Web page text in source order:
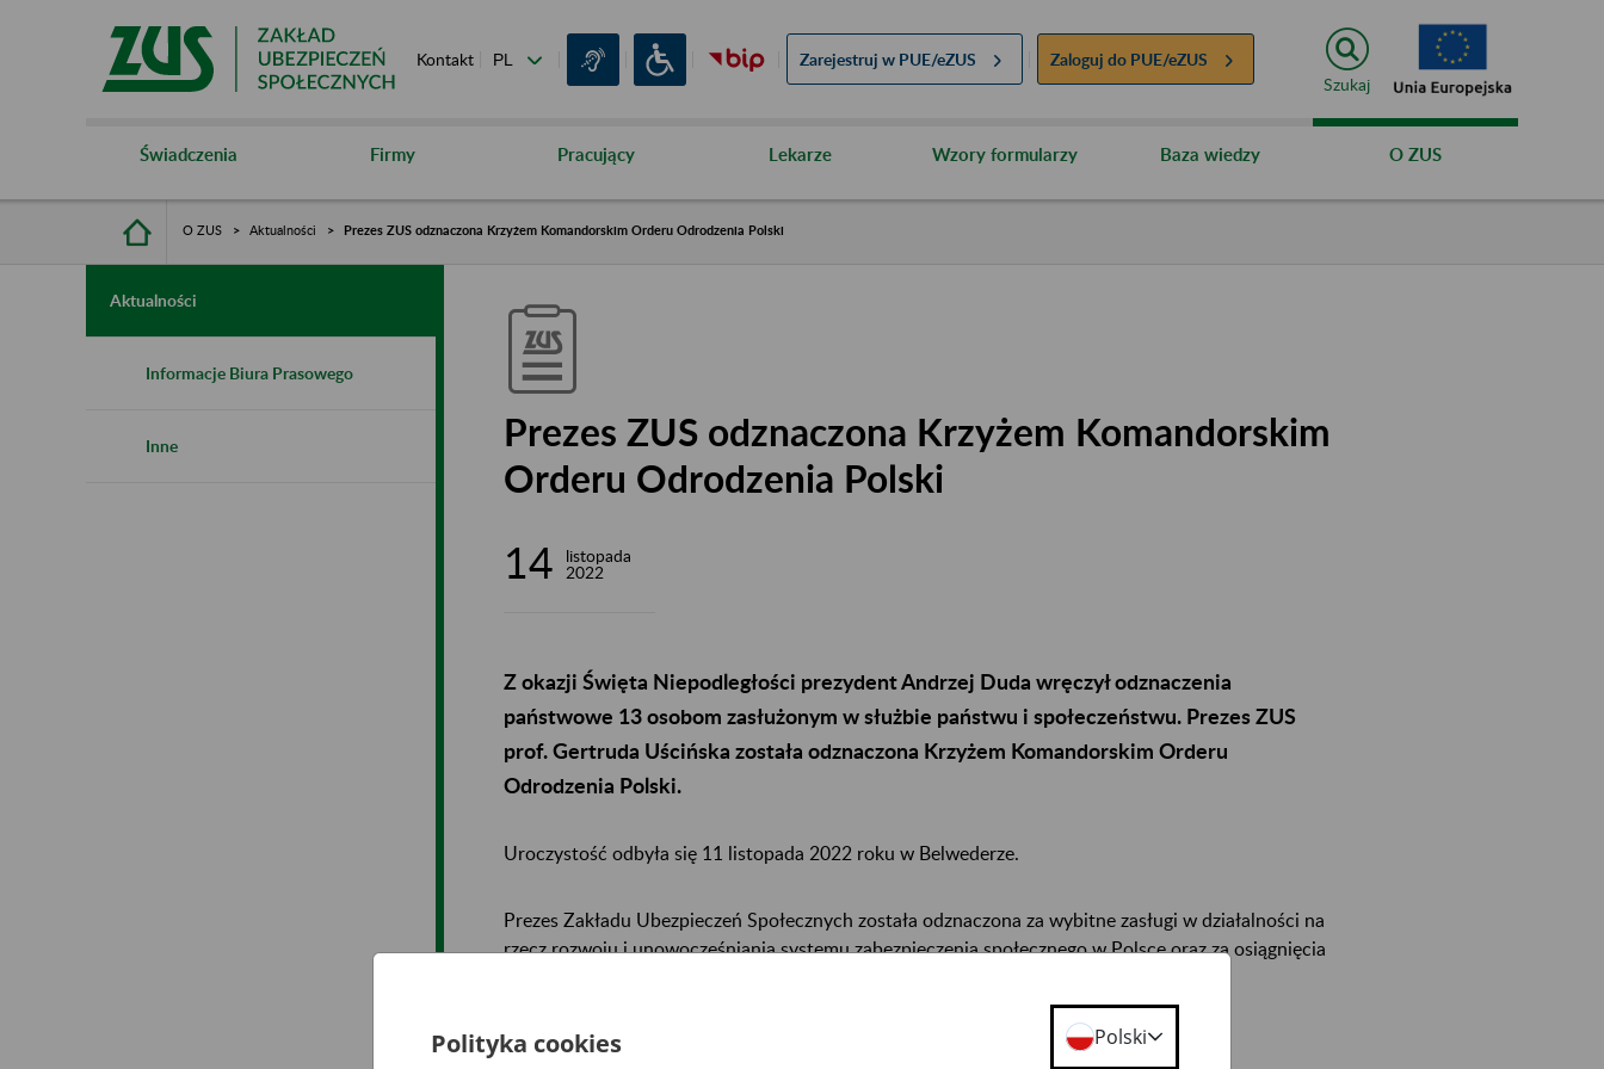
Kontakt Zarejestruj w PUE/eZUS Zaloguj do PUE/eZUS
Szukaj
Świadczenia Firmy Pracujący Lekarze Wzory formularzy Baza wiedzy O ZUS
O ZUS Aktualności Prezes ZUS odznaczona Krzyżem Komandorskim Orderu Odrodzenia Polski
Aktualności
Informacje Biura Prasowego
Inne
Prezes ZUS odznaczona Krzyżem Komandorskim
Orderu Odrodzenia Polski
14
listopada
2022
Z okazji Święta Niepodległości prezydent Andrzej Duda wręczył odznaczenia
państwowe 13 osobom zasłużonym w służbie państwu i społeczeństwu. Prezes ZUS
prof. Gertruda Uścińska została odznaczona Krzyżem Komandorskim Orderu
Odrodzenia Polski.
Uroczystość odbyła się 11 listopada 2022 roku w Belwederze.
Prezes Zakładu Ubezpieczeń Społecznych została odznaczona za wybitne zasługi w działalności na
rzecz rozwoju i unowocześniania systemu zabezpieczenia społecznego w Polsce oraz za osiągnięcia
Polityka cookies Polski